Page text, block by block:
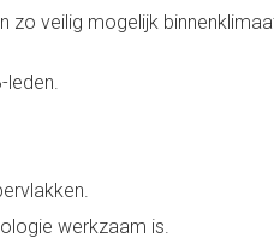
zo veilig mogelijk
leden.
werkzaam is.